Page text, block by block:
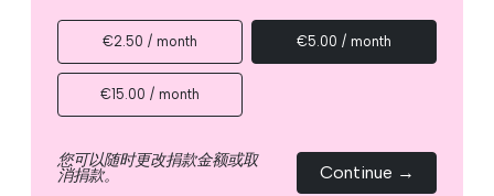
€2.50 / month €5.00 / month
€15.00 / month
您可以随时更改捐款金额或取
消捐款。 Continue →